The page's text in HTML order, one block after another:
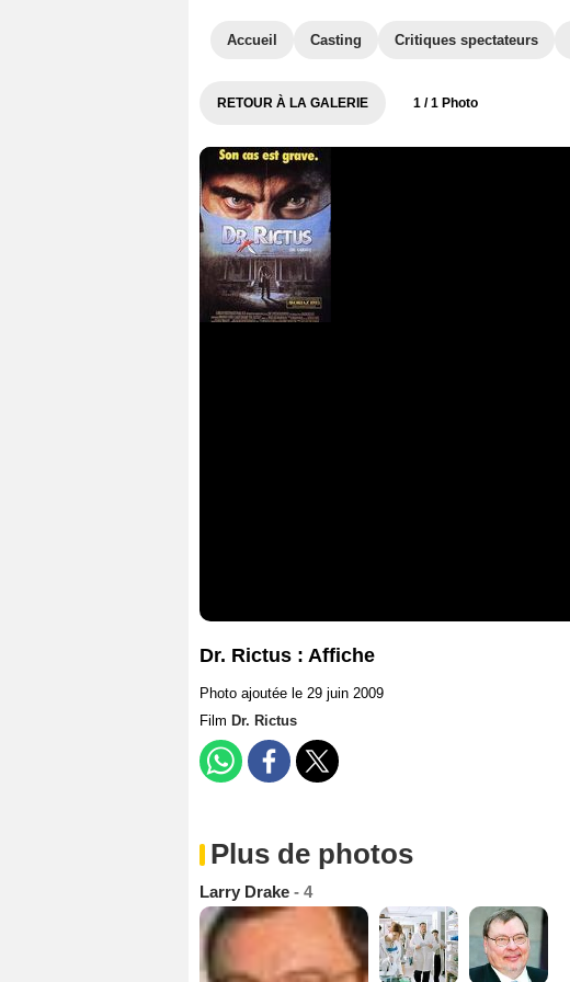
Accueil Casting Critiques spectateurs
RETOUR À LA GALERIE 1 / 1 Photo
Dr. Rictus : Affiche
Photo ajoutée le 29 juin 2009
Film Dr. Rictus
Plus de photos
Larry Drake - 4